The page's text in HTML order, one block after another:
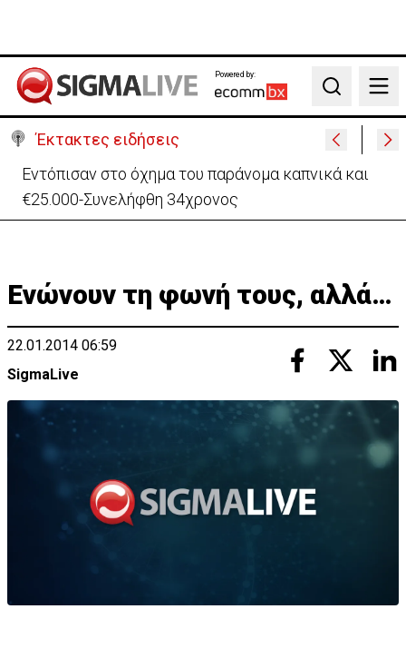
Powered by:
Search
Έκτακτες ειδήσεις
Μαλαισία: Πανικός σε πτήση – Επιχείρησε να
ανοίξει την έξοδο κυνδίνου (ΒΙΝΤΕΟ)
Ενώνουν τη φωνή τους, αλλά…
22.01.2014 06:59
SigmaLive